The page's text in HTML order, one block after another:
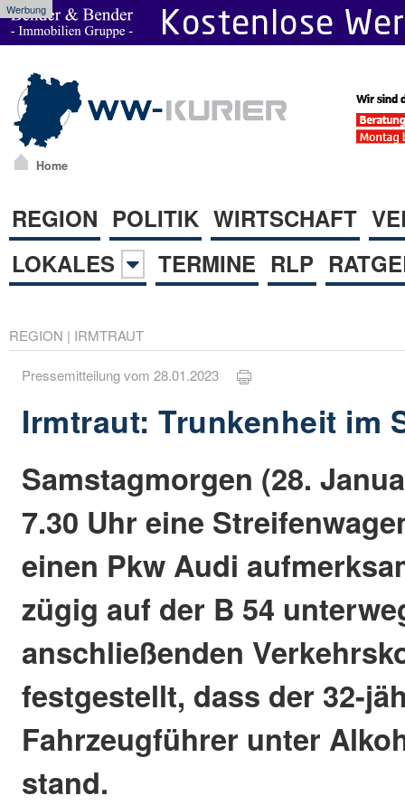
Werbung
Home
REGION POLITIK WIRTSCHAFT
LOKALES
TERMINE RLP
REGION | IRMTRAUT
Pressemitteilung vom 28.01.2023
Irmtraut: Trunkenheit im
Samstagmorgen (28.
7.30 Uhr eine
einen Pkw Audi
zügig auf der B 54
anschließenden
festgestellt, dass der 32-
Fahrzeugführer unter
stand.